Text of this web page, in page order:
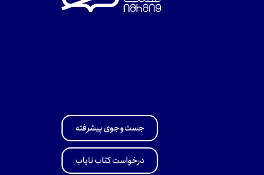
جست‌وجوی پیشرفته
درخواست کتاب نایاب